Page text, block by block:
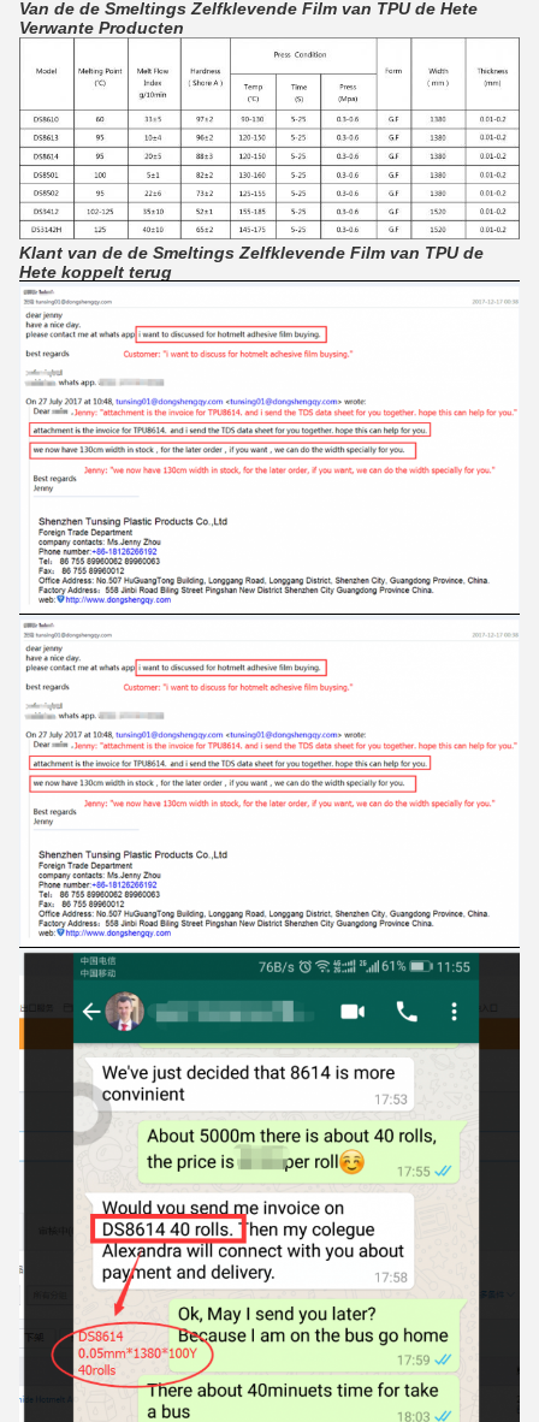
Van de de Smeltings Zelfklevende Film van TPU de Hete
Verwante Producten
Klant van de de Smeltings Zelfklevende Film van TPU de
Hete koppelt terug